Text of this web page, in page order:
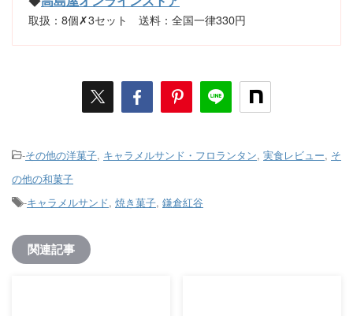
取扱：8個✗3セット 送料：全国一律330円
-その他の洋菓子, キャラメルサンド・フロランタン, 実食レビュー, そ
の他の和菓子
-キャラメルサンド, 焼き菓子, 鎌倉紅谷
関連記事